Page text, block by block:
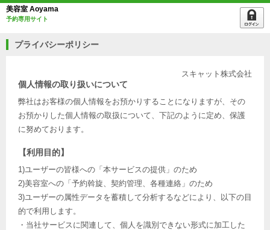
美容室 Aoyama
予約専用サイト
プライバシーポリシー
スキャット株式会社
個人情報の取り扱いについて
弊社はお客様の個人情報をお預かりすることになりますが、その
お預かりした個人情報の取扱について、下記のように定め、保護
に努めております。
【利用目的】
1)ユーザーの皆様への「本サービスの提供」のため
2)美容室への「予約斡旋、契約管理、各種連絡」のため
3)ユーザーの属性データを蓄積して分析するなどにより、以下の目
的で利用します。
・当社サービスに関連して、個人を識別できない形式に加工した